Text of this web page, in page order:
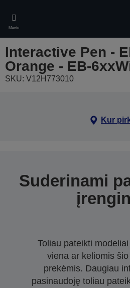
main
content
Meniu
Interactive Pen -
Orange - EB-
SKU: V12H773010
Kur
Suderinami
Toliau pateikti
viena ar keliomis
prekėmis. Daugiau
pasinaudoję toliau